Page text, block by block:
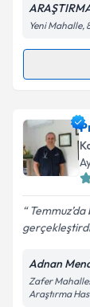
Yeni Mahalle,
Op.
takvim
Temmuz’da
Adnan
Zafer
Araştırma